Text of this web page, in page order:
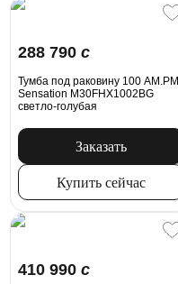
288 790 c
Тумба под раковину 100 AM.PM
Sensation M30FHX1002BG
светло-голубая
Заказать
Купить сейчас
410 990 c